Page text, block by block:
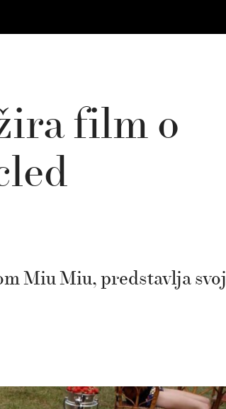
film o
Miu Miu, predstavlja svoj